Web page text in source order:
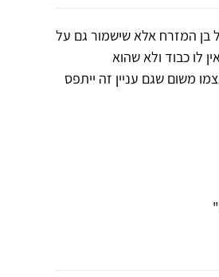
בן המזרח אלא שישמור גם על
לו כבוד ולא שהוא
משום שגם עניין זה ייתפס